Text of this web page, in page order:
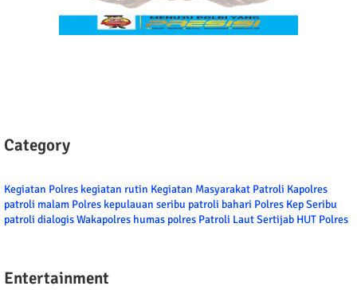
Category
Kegiatan Polres kegiatan rutin Kegiatan Masyarakat Patroli Kapolres
patroli malam Polres kepulauan seribu patroli bahari Polres Kep Seribu
patroli dialogisWakapolres humas polres Patroli LautSertijab HUT Polres
Entertainment